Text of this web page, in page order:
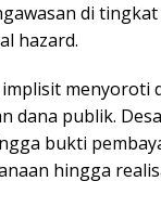
di
hazard.
menyoroti
dana publik.
bukti
hingga